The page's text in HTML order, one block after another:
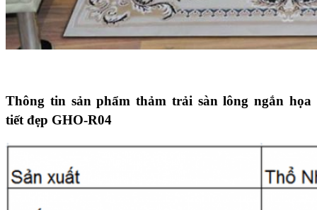
Thông tin sản phẩm thảm trải sàn lông ngắn họa
tiết đẹp GHO-R04